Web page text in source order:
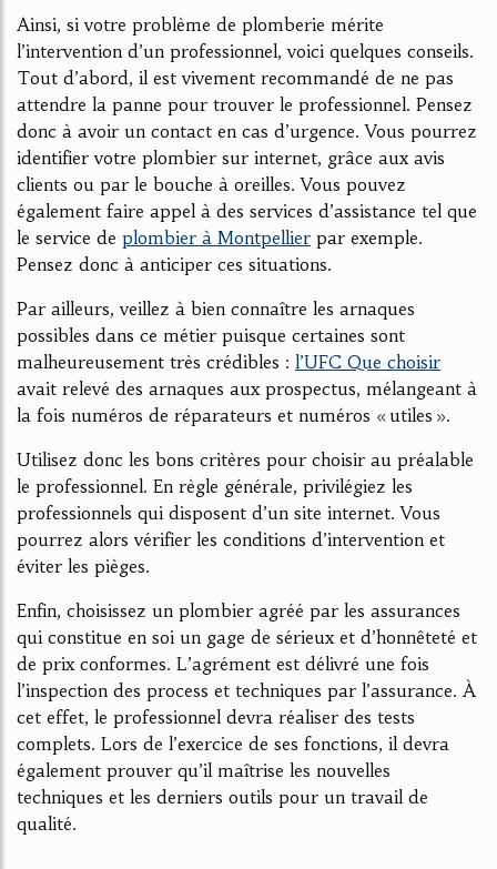
Ainsi, si votre problème de plomberie mérite
l’intervention d’un professionnel, voici quelques conseils.
Tout d’abord, il est vivement recommandé de ne pas
attendre la panne pour trouver le professionnel. Pensez
donc à avoir un contact en cas d’urgence. Vous pourrez
identifier votre plombier sur internet, grâce aux avis
clients ou par le bouche à oreilles. Vous pouvez
également faire appel à des services d’assistance tel que
le service de plombier à Montpellier par exemple.
Pensez donc à anticiper ces situations.
Par ailleurs, veillez à bien connaître les arnaques
possibles dans ce métier puisque certaines sont
malheureusement très crédibles : l’UFC Que choisir
avait relevé des arnaques aux prospectus, mélangeant à
la fois numéros de réparateurs et numéros « utiles ».
Utilisez donc les bons critères pour choisir au préalable
le professionnel. En règle générale, privilégiez les
professionnels qui disposent d’un site internet. Vous
pourrez alors vérifier les conditions d’intervention et
éviter les pièges.
Enfin, choisissez un plombier agréé par les assurances
qui constitue en soi un gage de sérieux et d’honnêteté et
de prix conformes. L’agrément est délivré une fois
l’inspection des process et techniques par l’assurance. À
cet effet, le professionnel devra réaliser des tests
complets. Lors de l’exercice de ses fonctions, il devra
également prouver qu’il maîtrise les nouvelles
techniques et les derniers outils pour un travail de
qualité.